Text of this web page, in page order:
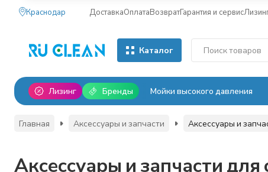
Краснодар ДоставкаОплатаВозвратГарантия и сервис
Каталог
Лизинг Бренды Мойки высокого давления
Главная Аксессуары и запчасти Аксессуары и
Аксессуары и запчасти